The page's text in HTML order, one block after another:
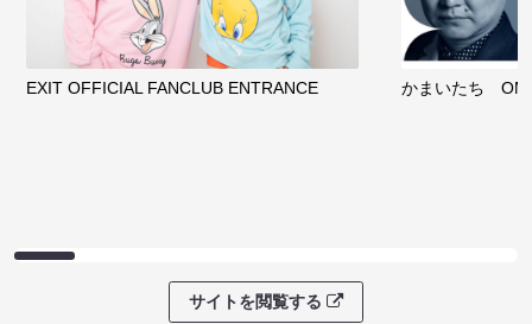
EXIT OFFICIAL FANCLUB ENTRANCE かまいたち
サイトを閲覧する